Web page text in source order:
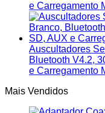
e Carregamento
Auscultadores
Bluetooth V4.2,
e Carregamento
Mais Vendidos